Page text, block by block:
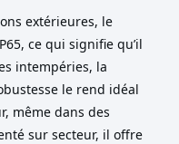
extérieures, le
ce qui signifie qu’il
intempéries, la
le rend idéal
même dans des
sur secteur, il offre